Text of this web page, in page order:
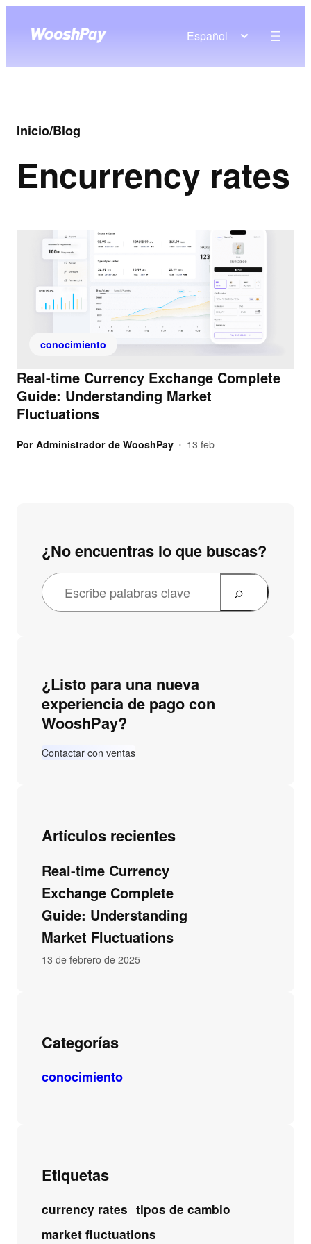
Español
Inicio/Blog
Encurrency rates
conocimiento
Real-time Currency Exchange Complete
Guide: Understanding Market
Fluctuations
Por Administrador de WooshPay • 13 feb
¿No encuentras lo que buscas?
¿Listo para una nueva
experiencia de pago con
WooshPay?
Contactar con ventas
Artículos recientes
Real-time Currency
Exchange Complete
Guide: Understanding
Market Fluctuations
13 de febrero de 2025
Categorías
conocimiento
Etiquetas
currency rates tipos de cambio
market fluctuations